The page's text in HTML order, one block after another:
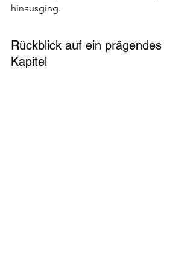
hinausging.
Rückblick auf ein prägendes
Kapitel